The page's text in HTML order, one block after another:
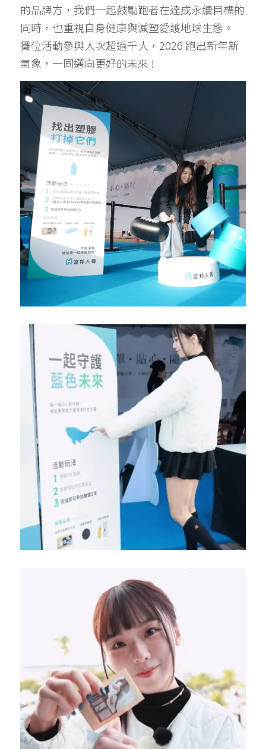
的品牌方，我們一起鼓勵跑者在達成永續目標的
同時，也重視自身健康與減塑愛護地球生態。
攤位活動參與人次超過千人，2026 跑出新年新
氣象，一同邁向更好的未來 !